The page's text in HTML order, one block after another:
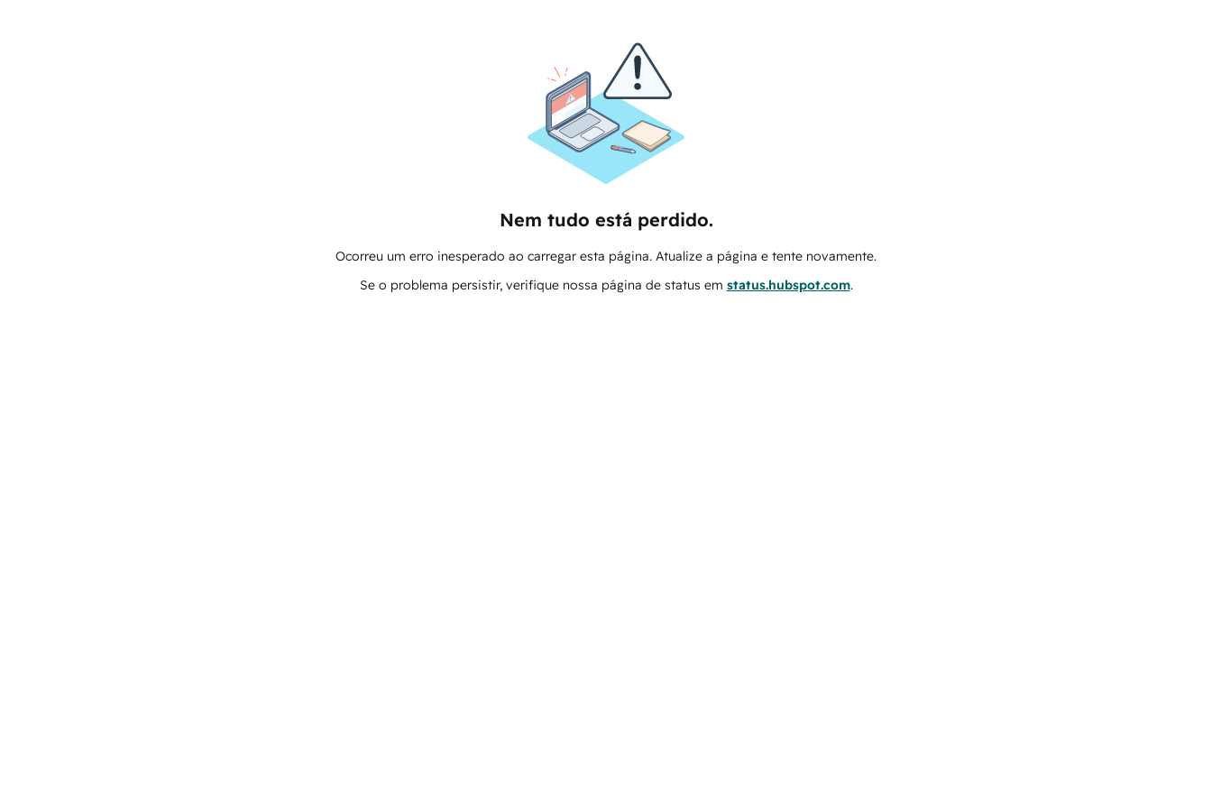
Nem tudo está perdido.
Ocorreu um erro inesperado ao carregar esta página. Atualize a página e tente novamente.
Se o problema persistir, verifique nossa página de status em status.hubspot.com.